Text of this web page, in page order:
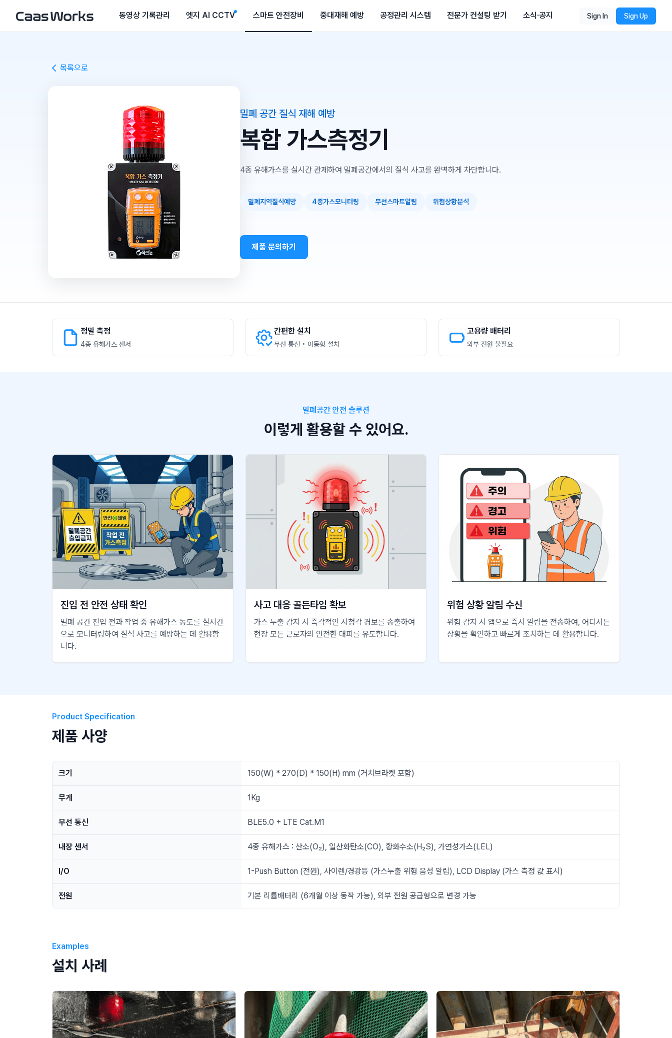
동영상 기록관리 엣지 AI CCTV 스마트 안전장비 중대재해 예방 공정관리 시스템 전문가 컨설팅 받기 소식·공지 Sign In Sign Up
목록으로
밀폐 공간 질식 재해 예방
복합 가스측정기
4종 유해가스를 실시간 관제하여 밀폐공간에서의 질식 사고를 완벽하게 차단합니다.
밀폐지역질식예방 4종가스모니터링 무선스마트알림 위험상황분석
제품 문의하기
정밀 측정
4종 유해가스 센서
간편한 설치
무선 통신 • 이동형 설치
고용량 배터리
외부 전원 불필요
밀폐공간 안전 솔루션
이렇게 활용할 수 있어요.
진입 전 안전 상태 확인
밀폐 공간 진입 전과 작업 중 유해가스 농도를 실시간
으로 모니터링하여 질식 사고를 예방하는 데 활용합
니다.
사고 대응 골든타임 확보
가스 누출 감지 시 즉각적인 시청각 경보를 송출하여
현장 모든 근로자의 안전한 대피를 유도합니다.
위험 상황 알림 수신
위험 감지 시 앱으로 즉시 알림을 전송하여, 어디서든
상황을 확인하고 빠르게 조치하는 데 활용합니다.
Product Specification
제품 사양
크기 150(W) * 270(D) * 150(H) mm (거치브라켓 포함)
무게 1Kg
무선 통신 BLE5.0 + LTE Cat.M1
내장 센서 4종 유해가스 : 산소(O₂), 일산화탄소(CO), 황화수소(H₂S), 가연성가스(LEL)
I/O 1-Push Button (전원), 사이렌/경광등 (가스누출 위험 음성 알림), LCD Display (가스 측정 값 표시)
전원 기본 리튬배터리 (6개월 이상 동작 가능), 외부 전원 공급형으로 변경 가능
Examples
설치 사례